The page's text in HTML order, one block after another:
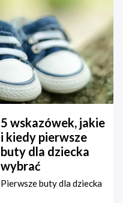
5 wskazówek, jakie
i kiedy pierwsze
buty dla dziecka
wybrać
Pierwsze buty dla dziecka